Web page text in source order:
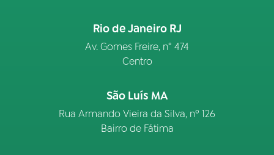
Rio de Janeiro RJ
Av. Gomes Freire, n° 474
Centro
São Luís MA
Rua Armando Vieira da Silva, nº 126
Bairro de Fátima